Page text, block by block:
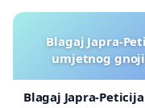
Blagaj Japra-
umjetnog
Blagaj Japra-